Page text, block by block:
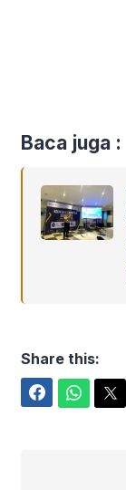
Baca juga :
Share this: